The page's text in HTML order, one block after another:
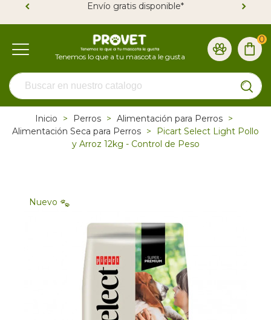
Envío gratis disponible*
0
Inicio > Perros > Alimentación para Perros >
Alimentación Seca para Perros >
Picart Select Light Pollo
y Arroz 12kg - Control de Peso
Nuevo